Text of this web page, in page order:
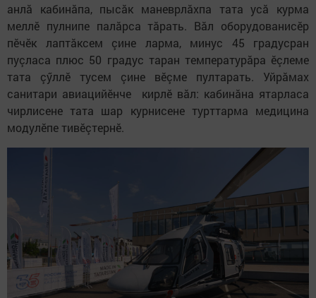
анлă кабинăпа, пысăк маневрлăхпа тата усă курма
меллӗ пулнипе палăрса тăрать. Вăл оборудованисӗр
пӗчӗк лаптăксем çине ларма, минус 45 градусран
пуçласа плюс 50 градус таран температурăра ӗçлеме
тата çӳллӗ тусем çине вӗçме пултарать. Уйрăмах
санитари авиацийӗнче кирлӗ вăл: кабинăна ятарласа
чирлисене тата шар курнисене турттарма медицина
модулӗпе тивӗçтернӗ.